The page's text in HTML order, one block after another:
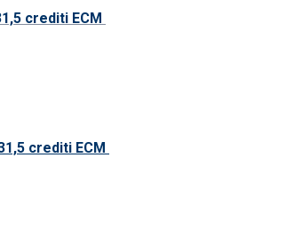
crediti ECM
crediti ECM